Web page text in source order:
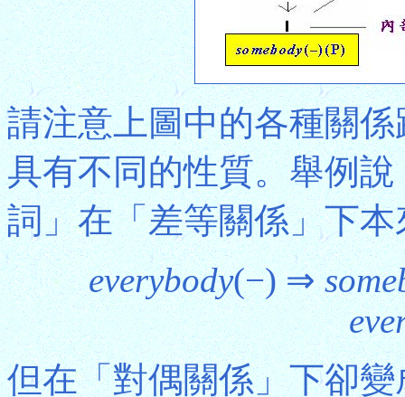
請注意上圖中的各種關
具有不同的性質。舉例
詞」在「差等關係」下
everybody(−) ⇒
但在「對偶關係」下卻